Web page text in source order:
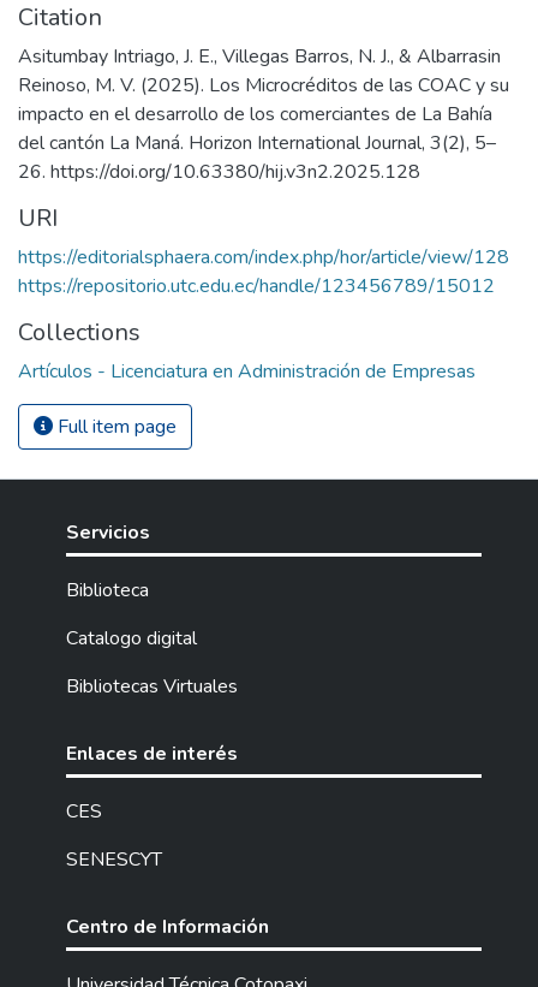
Citation
Asitumbay Intriago, J. E., Villegas Barros, N. J., & Albarrasin
Reinoso, M. V. (2025). Los Microcréditos de las COAC y su
impacto en el desarrollo de los comerciantes de La Bahía
del cantón La Maná. Horizon International Journal, 3(2), 5–
26. https://doi.org/10.63380/hij.v3n2.2025.128
URI
https://editorialsphaera.com/index.php/hor/article/view/128
https://repositorio.utc.edu.ec/handle/123456789/15012
Collections
Artículos - Licenciatura en Administración de Empresas
Full item page
Servicios
Biblioteca
Catalogo digital
Bibliotecas Virtuales
Enlaces de interés
CES
SENESCYT
Centro de Información